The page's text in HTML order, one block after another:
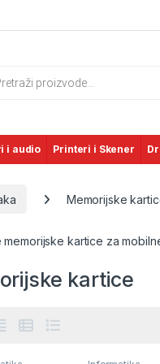
search
i audio Printeri i Skener
Memorijske
memorijske kartice za
kartice